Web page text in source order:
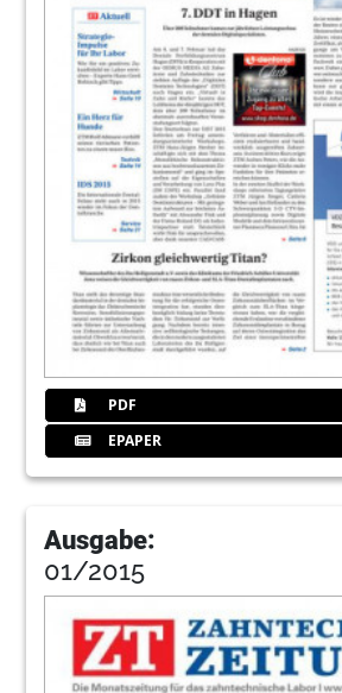
PDF
EPAPER
Ausgabe:
01/2015